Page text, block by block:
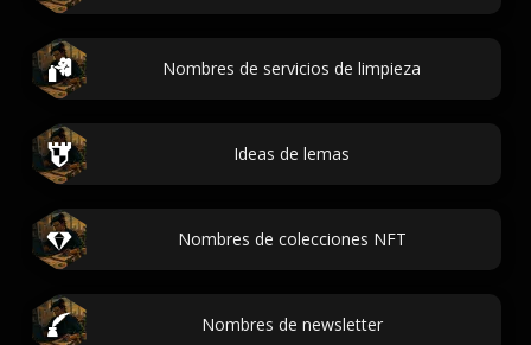
Nombres de servicios de limpieza
Ideas de lemas
Nombres de colecciones NFT
Nombres de newsletter